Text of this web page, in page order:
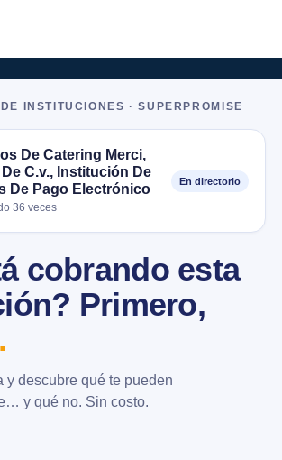
INSTITUCIONES · SUPERPROMISE
De Catering Merci,
C.v., Institución De
De Pago Electrónico
36 veces
En directorio
cobrando esta
Primero,
y descubre qué te pueden
y qué no. Sin costo.